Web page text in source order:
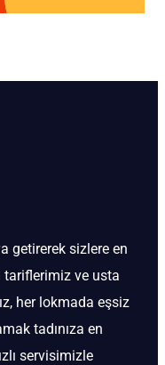
getirerek sizlere en
tariflerimiz ve usta
her lokmada eşsiz
tadınıza en
servisimizle